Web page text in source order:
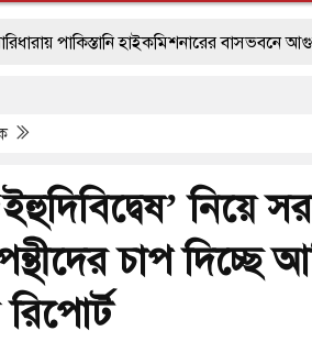
হাইকমিশনারের বাসভবনে আগুন,
গুলিতে শিক্ষক নিহত, হামলাকারীর আত্মহত্যা
নিরাপত্তা তল্লাশিতে ছাড় দেওয়া হবে না: মন্ত্রী
থাকুক, ইরানে একক সামরিক পদক্ষেপের ইঙ্গিত
ছাড়লেন জনপ্রিয় ভারতীয় সাংবাদিক ময়ূখ
নতুন বাংলাদেশের পথচলার কেন্দ্র হবে:
নিয়ে
চাপ দিচ্ছে